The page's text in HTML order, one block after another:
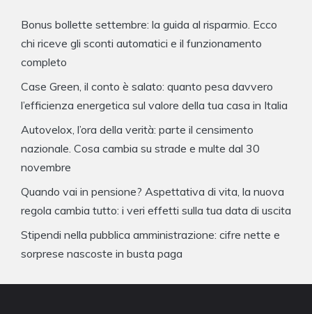
Bonus bollette settembre: la guida al risparmio. Ecco
chi riceve gli sconti automatici e il funzionamento
completo
Case Green, il conto è salato: quanto pesa davvero
l’efficienza energetica sul valore della tua casa in Italia
Autovelox, l’ora della verità: parte il censimento
nazionale. Cosa cambia su strade e multe dal 30
novembre
Quando vai in pensione? Aspettativa di vita, la nuova
regola cambia tutto: i veri effetti sulla tua data di uscita
Stipendi nella pubblica amministrazione: cifre nette e
sorprese nascoste in busta paga